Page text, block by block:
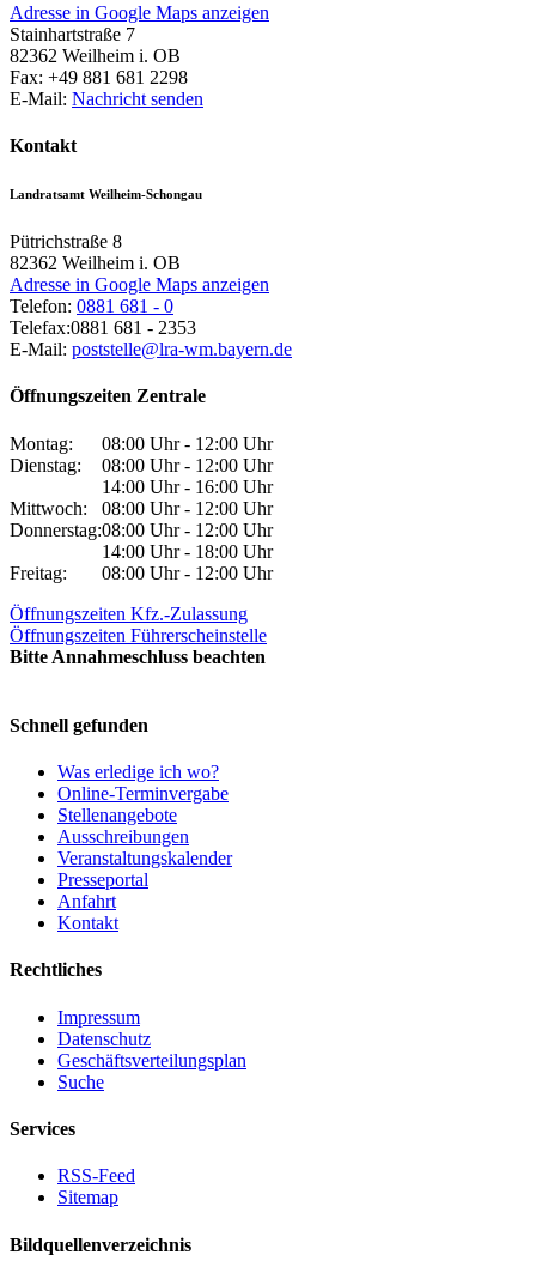
Adresse in Google Maps anzeigen
Stainhartstraße 7
82362 Weilheim i. OB
Fax: +49 881 681 2298
E-Mail: Nachricht senden
Kontakt
Landratsamt Weilheim-Schongau
Pütrichstraße 8
82362 Weilheim i. OB
Adresse in Google Maps anzeigen
Telefon: 0881 681 - 0
Telefax:0881 681 - 2353
E-Mail: poststelle@lra-wm.bayern.de
Öffnungszeiten Zentrale
Montag:
08:00 Uhr - 12:00 Uhr
Dienstag:
08:00 Uhr - 12:00 Uhr
14:00 Uhr - 16:00 Uhr
Mittwoch:
08:00 Uhr - 12:00 Uhr
Donnerstag:08:00 Uhr - 12:00 Uhr
14:00 Uhr - 18:00 Uhr
Freitag:
08:00 Uhr - 12:00 Uhr
Öffnungszeiten Kfz.-Zulassung
Öffnungszeiten Führerscheinstelle
Bitte Annahmeschluss beachten
Schnell gefunden
Was erledige ich wo?
Online-Terminvergabe
Stellenangebote
Ausschreibungen
Veranstaltungskalender
Presseportal
Anfahrt
Kontakt
Rechtliches
Impressum
Datenschutz
Geschäftsverteilungsplan
Suche
Services
RSS-Feed
Sitemap
Bildquellenverzeichnis